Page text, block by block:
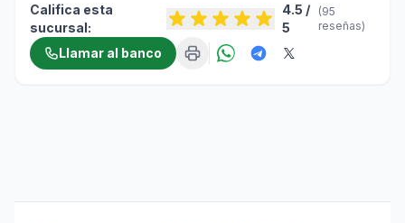
Califica esta
sucursal:
4.5 /
5
(95
reseñas)
Llamar al banco